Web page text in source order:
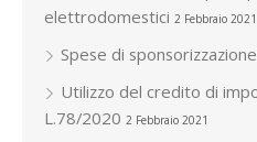
elettrodomestici 2 Febbraio 2021
Spese di sponsorizzazione
Utilizzo del credito di
L.78/2020 2 Febbraio 2021